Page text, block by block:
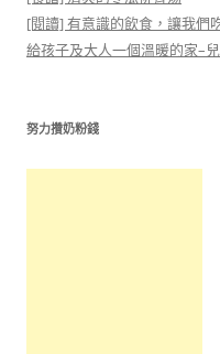
[閱讀] 有意識的飲食，讓我們
給孩子及大人一個溫暖的家–
努力攢奶粉錢